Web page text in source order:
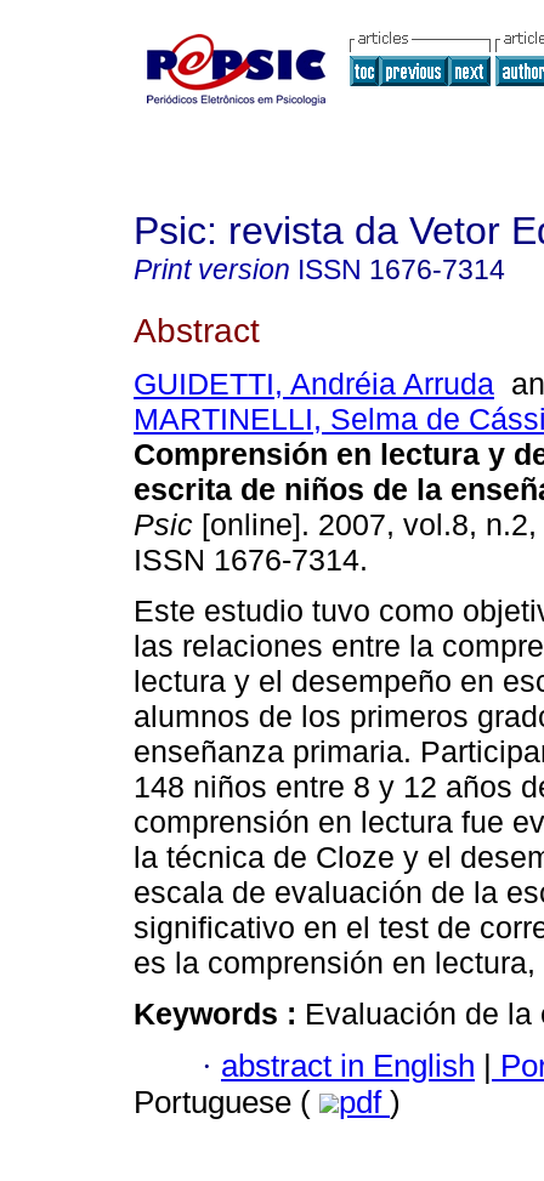
Psic: revista da Vetor
Print version ISSN 1676-7314
Abstract
GUIDETTI, Andréia Arruda
MARTINELLI, Selma de
Comprensión en lectura y
escrita de niños de la
Psic [online]. 2007, vol.8,
ISSN 1676-7314.
Este estudio tuvo como
las relaciones entre la
lectura y el desempeño en
alumnos de los primeros
enseñanza primaria.
148 niños entre 8 y 12 años
comprensión en lectura fue
la técnica de Cloze y el
escala de evaluación de la
significativo en el test de
es la comprensión en
Keywords : Evaluación de
· abstract in English |
Portuguese (
pdf )